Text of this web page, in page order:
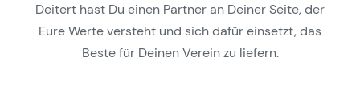
Deitert hast Du einen Partner an Deiner Seite, der
Eure Werte versteht und sich dafür einsetzt, das
Beste für Deinen Verein zu liefern.